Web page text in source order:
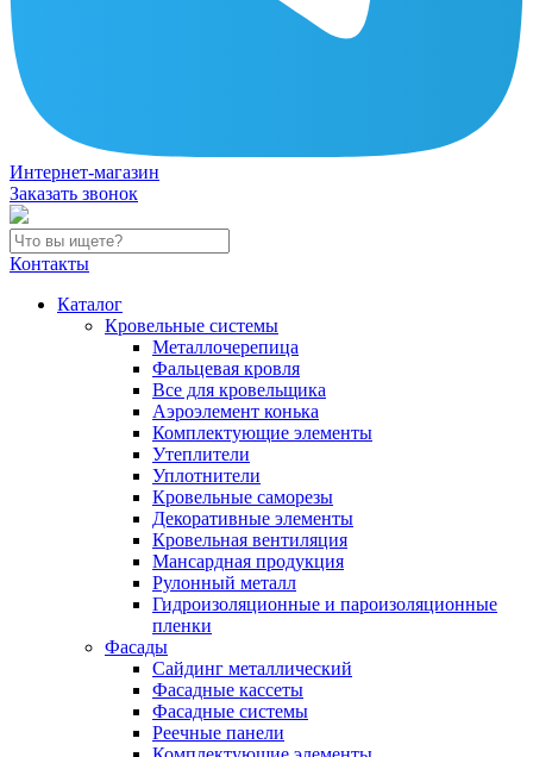
Интернет-магазин
Заказать звонок
Контакты
Каталог
Кровельные системы
Металлочерепица
Фальцевая кровля
Все для кровельщика
Аэроэлемент конька
Комплектующие элементы
Утеплители
Уплотнители
Кровельные саморезы
Декоративные элементы
Кровельная вентиляция
Мансардная продукция
Рулонный металл
Гидроизоляционные и пароизоляционные
пленки
Фасады
Сайдинг металлический
Фасадные кассеты
Фасадные системы
Реечные панели